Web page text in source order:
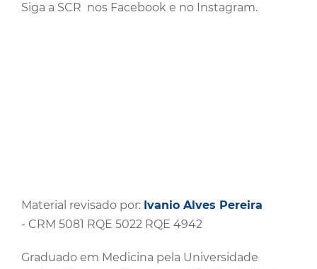
Siga a SCR nos Facebook e no Instagram.
Material revisado por: Ivanio Alves Pereira
- CRM 5081 RQE 5022 RQE 4942
Graduado em Medicina pela Universidade